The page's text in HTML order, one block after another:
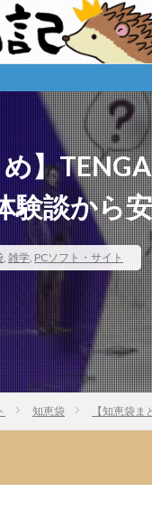
】
験談から
, 雑学, PCソフト・サイト
知恵袋 【知恵袋